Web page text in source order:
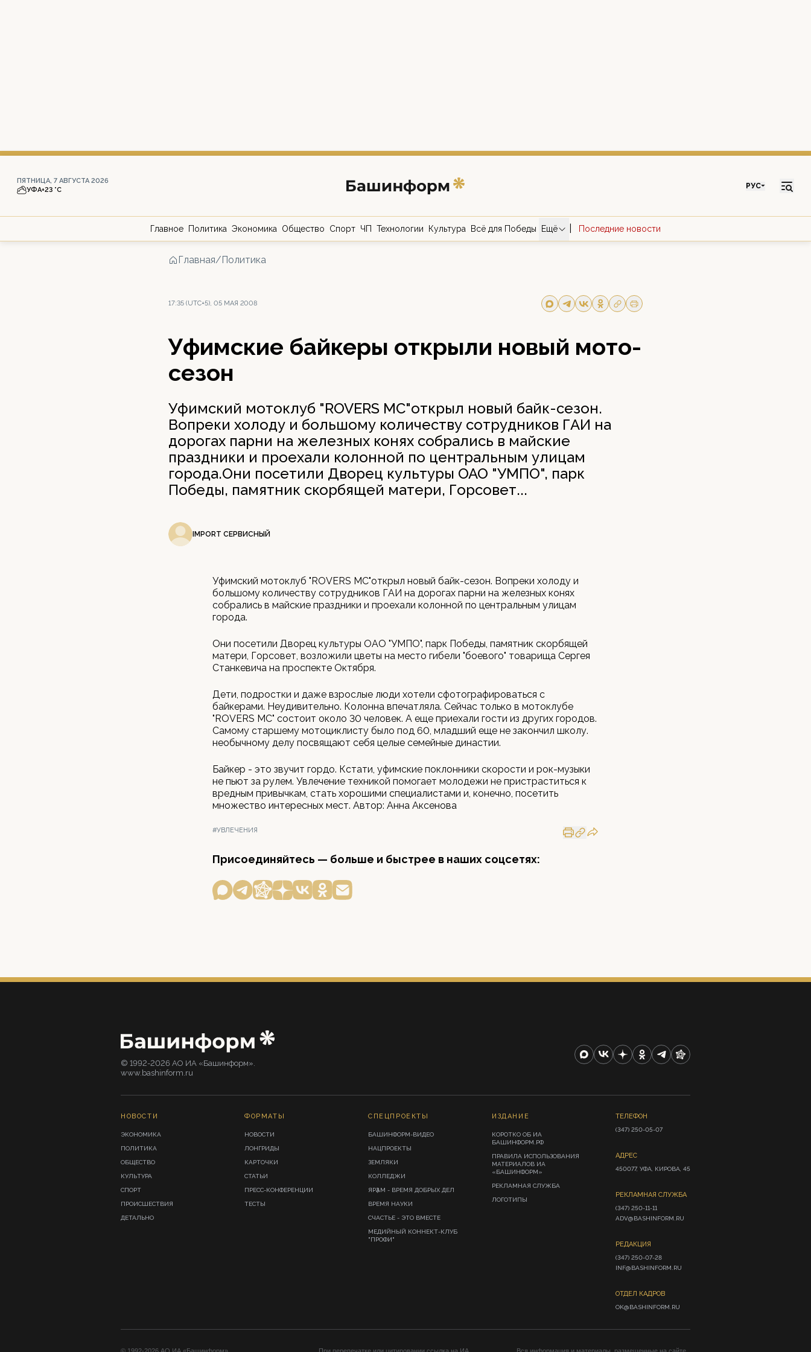
ПЯТНИЦА, 7 АВГУСТА 2026
УФА+23 °С РУС
Главное Политика Экономика Общество Спорт ЧП Технологии Культура Всё для Победы Ещё Последние новости
Главная/Политика
17:35 (UTC+5), 05 МАЯ 2008
Уфимские байкеры открыли новый мото-
сезон
Уфимский мотоклуб "ROVERS MC"открыл новый байк-сезон.
Вопреки холоду и большому количеству сотрудников ГАИ на
дорогах парни на железных конях собрались в майские
праздники и проехали колонной по центральным улицам
города.Они посетили Дворец культуры ОАО "УМПО", парк
Победы, памятник скорбящей матери, Горсовет...
IMPORT СЕРВИСНЫЙ
Уфимский мотоклуб "ROVERS MC"открыл новый байк-сезон. Вопреки холоду и
большому количеству сотрудников ГАИ на дорогах парни на железных конях
собрались в майские праздники и проехали колонной по центральным улицам
города.
Они посетили Дворец культуры ОАО "УМПО", парк Победы, памятник скорбящей
матери, Горсовет, возложили цветы на место гибели "боевого" товарища Сергея
Станкевича на проспекте Октября.
Дети, подростки и даже взрослые люди хотели сфотографироваться с
байкерами. Неудивительно. Колонна впечатляла. Сейчас только в мотоклубе
"ROVERS MC" состоит около 30 человек. А еще приехали гости из других городов.
Самому старшему мотоциклисту было под 60, младший еще не закончил школу.
необычному делу посвящают себя целые семейные династии.
Байкер - это звучит гордо. Кстати, уфимские поклонники скорости и рок-музыки
не пьют за рулем. Увлечение техникой помогает молодежи не пристраститься к
вредным привычкам, стать хорошими специалистами и, конечно, посетить
множество интересных мест. Автор: Анна Аксенова
#УВЛЕЧЕНИЯ
Присоединяйтесь — больше и быстрее в наших соцсетях:
© 1992-2026 АО ИА «Башинформ».
www.bashinform.ru
НОВОСТИ
ЭКОНОМИКА
ПОЛИТИКА
ОБЩЕСТВО
КУЛЬТУРА
СПОРТ
ПРОИСШЕСТВИЯ
ДЕТАЛЬНО
ФОРМАТЫ
НОВОСТИ
ЛОНГРИДЫ
КАРТОЧКИ
СТАТЬИ
ПРЕСС-КОНФЕРЕНЦИИ
ТЕСТЫ
СПЕЦПРОЕКТЫ
БАШИНФОРМ-ВИДЕО
НАЦПРОЕКТЫ
ЗЕМЛЯКИ
КОЛЛЕДЖИ
ЯРҘАМ - ВРЕМЯ ДОБРЫХ ДЕЛ
ВРЕМЯ НАУКИ
СЧАСТЬЕ - ЭТО ВМЕСТЕ
МЕДИЙНЫЙ КОННЕКТ-КЛУБ
"ПРОФИ"
ИЗДАНИЕ
КОРОТКО ОБ ИА
БАШИНФОРМ.РФ
ПРАВИЛА ИСПОЛЬЗОВАНИЯ
МАТЕРИАЛОВ ИА
«БАШИНФОРМ»
РЕКЛАМНАЯ СЛУЖБА
ЛОГОТИПЫ
ТЕЛЕФОН
(347) 250-05-07
АДРЕС
450077, УФА, КИРОВА, 45
РЕКЛАМНАЯ СЛУЖБА
(347) 250-11-11
ADV@BASHINFORM.RU
РЕДАКЦИЯ
(347) 250-07-28
INF@BASHINFORM.RU
ОТДЕЛ КАДРОВ
OK@BASHINFORM.RU